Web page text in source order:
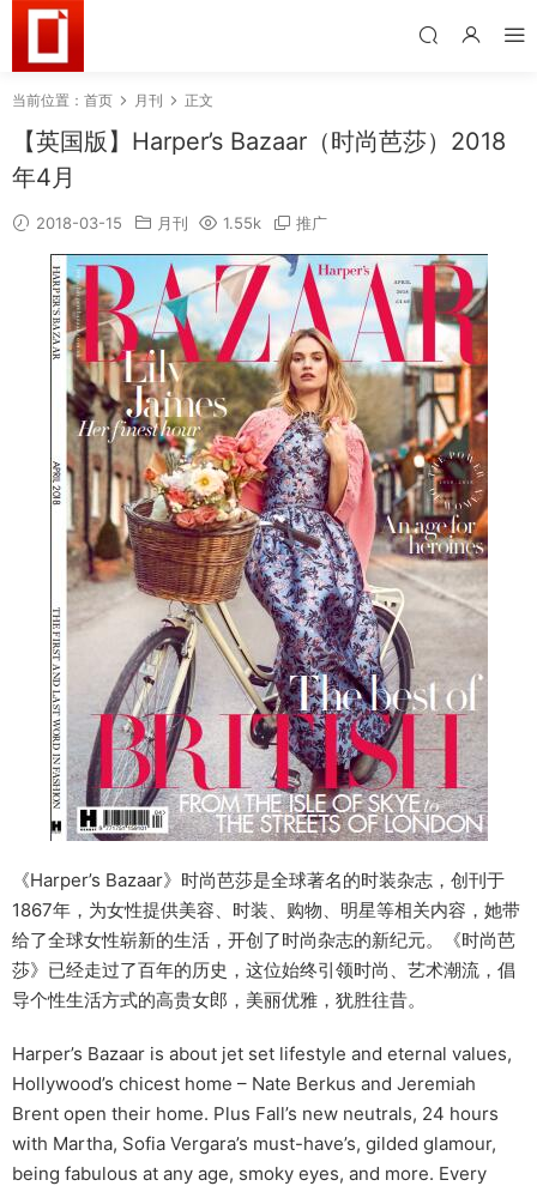
当前位置： 首页 月刊 正文
【英国版】Harper’s Bazaar（时尚芭莎）2018
年4月
2018-03-15 月刊 1.55k 推广
《Harper’s Bazaar》时尚芭莎是全球著名的时装杂志，创刊于
1867年，为女性提供美容、时装、购物、明星等相关内容，她带
给了全球女性崭新的生活，开创了时尚杂志的新纪元。《时尚芭
莎》已经走过了百年的历史，这位始终引领时尚、艺术潮流，倡
导个性生活方式的高贵女郎，美丽优雅，犹胜往昔。
Harper’s Bazaar is about jet set lifestyle and eternal values,
Hollywood’s chicest home – Nate Berkus and Jeremiah
Brent open their home. Plus Fall’s new neutrals, 24 hours
with Martha, Sofia Vergara’s must-have’s, gilded glamour,
being fabulous at any age, smoky eyes, and more. Every